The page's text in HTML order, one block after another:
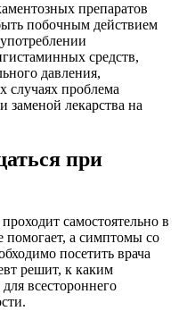
препаратов
побочным действием
средств,
давления,
случаях проблема
заменой лекарства на
при
самостоятельно в
помогает, а симптомы со
посетить врача
решит, к каким
всестороннего